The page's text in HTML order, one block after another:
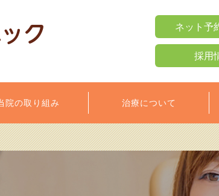
ネット予
採用
院の取り組み 治療について